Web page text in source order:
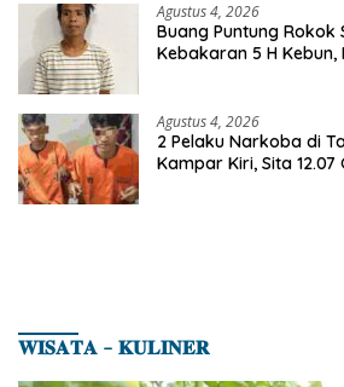
Agustus 4, 2026
Buang Puntung Rokok
Kebakaran 5 H Kebun,
Agustus 4, 2026
2 Pelaku Narkoba di
Kampar Kiri, Sita 12.07
𝐖𝐈𝐒𝐀𝐓𝐀 – 𝐊𝐔𝐋𝐈𝐍𝐄𝐑